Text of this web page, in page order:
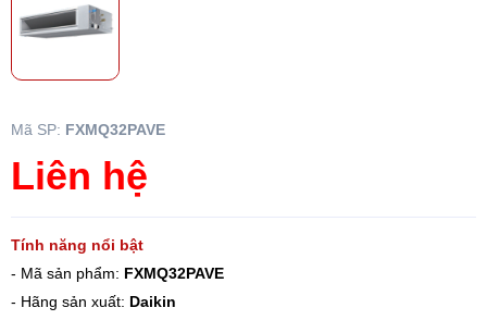
Mã SP: FXMQ32PAVE
Liên hệ
Tính năng nổi bật
- Mã sản phẩm: FXMQ32PAVE
- Hãng sản xuất: Daikin